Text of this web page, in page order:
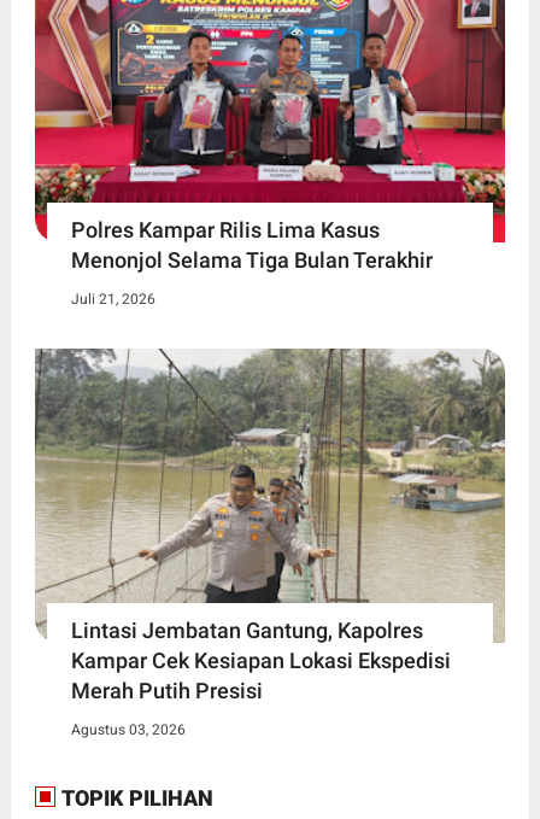
Polres Kampar Rilis Lima Kasus
Menonjol Selama Tiga Bulan Terakhir
Juli 21, 2026
Lintasi Jembatan Gantung, Kapolres
Kampar Cek Kesiapan Lokasi Ekspedisi
Merah Putih Presisi
Agustus 03, 2026
TOPIK PILIHAN